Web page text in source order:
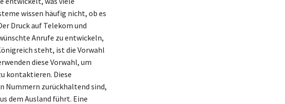
wissen häufig nicht, ob es
Druck auf Telekom und
Anrufe zu entwickeln,
steht, ist die Vorwahl
diese Vorwahl, um
kontaktieren. Diese
Nummern zurückhaltend sind,
dem Ausland führt. Eine